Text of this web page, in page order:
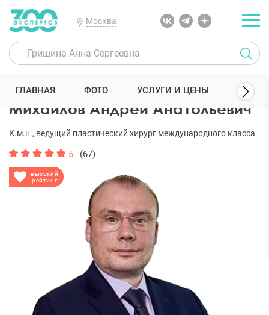
Москва
300 Экспертов Пластические хирурги Михайлов Андрей
Михайлов Андрей Анатольевич
высокий
рейтинг
К.м.н., ведущий пластический хирург международного класса
5 (67)
ГЛАВНАЯ ФОТО УСЛУГИ И ЦЕНЫ